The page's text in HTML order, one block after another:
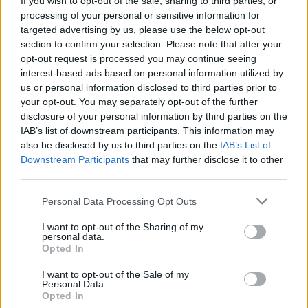
processing of your personal or sensitive information for
targeted advertising by us, please use the below opt-out
section to confirm your selection. Please note that after your
opt-out request is processed you may continue seeing
interest-based ads based on personal information utilized by
us or personal information disclosed to third parties prior to
your opt-out. You may separately opt-out of the further
disclosure of your personal information by third parties on the
IAB’s list of downstream participants. This information may
also be disclosed by us to third parties on the IAB’s List of
Downstream Participants that may further disclose it to other
Personal Data Processing Opt Outs
I want to opt-out of the Sharing of my
personal data.
Opted In
I want to opt-out of the Sale of my
Personal Data.
Opted In
il mancato assist a Zaccagni del potenziale 0-2.
Ma è in crescita e si vede.
CUADRADO (Inter)- L'ultimo campionato a
Torino è stato pessimo, malgrado 1 gol e 3 assist
pesano i 7 cartellini e le troppe insufficienze.
All'Inter ha la chance per tornare ai suoi livelli: